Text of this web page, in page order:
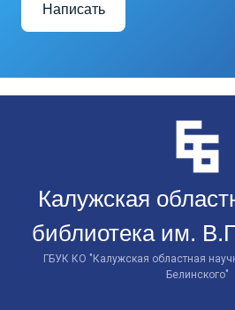
Написать
Калужская
библиотека им.
ГБУК КО "Калужская областная
Белинского"